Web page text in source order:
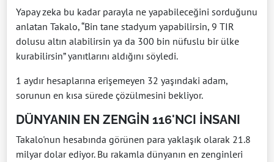
Yapay zeka bu kadar parayla ne yapabileceğini sorduğunu
anlatan Takalo, “Bin tane stadyum yapabilirsin, 9 TIR
dolusu altın alabilirsin ya da 300 bin nüfuslu bir ülke
kurabilirsin” yanıtlarını aldığını söyledi.
1 aydır hesaplarına erişemeyen 32 yaşındaki adam,
sorunun en kısa sürede çözülmesini bekliyor.
DÜNYANIN EN ZENGİN 116'NCI İNSANI
Takalo'nun hesabında görünen para yaklaşık olarak 21.8
milyar dolar ediyor. Bu rakamla dünyanın en zenginleri